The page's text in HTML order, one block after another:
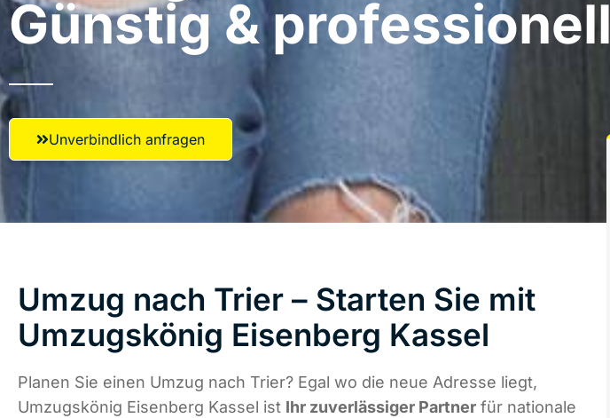
Günstig & professionell​
Unverbindlich anfragen
Umzug nach Trier – Starten Sie mit
Umzugskönig Eisenberg Kassel
Planen Sie einen Umzug nach Trier? Egal wo die neue Adresse liegt,
Umzugskönig Eisenberg Kassel ist Ihr zuverlässiger Partner für nationale